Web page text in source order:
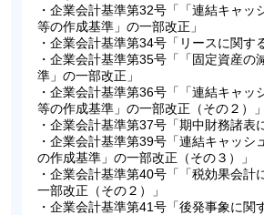
・企業会計基準第32号「「連結キャッ
等の作成基準」の一部改正」
・企業会計基準第34号「リースに関す
・企業会計基準第35号「「固定資産の
準」の一部改正」
・企業会計基準第36号「「連結キャッ
等の作成基準」の一部改正（その２）」
・企業会計基準第37号「期中財務諸表
・企業会計基準第39号「連結キャッシ
の作成基準」の一部改正（その３）」
・企業会計基準第40号「「税効果会計
一部改正（その２）」
・企業会計基準第41号「後発事象に関